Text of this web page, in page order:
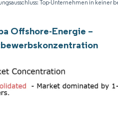
Top-Unternehmen in keiner
Offshore-Energie –